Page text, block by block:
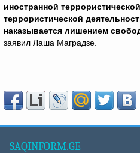
иностранной
террористической
наказывается лишением
заявил Лаша Маградзе.
SAQINFORM.GE